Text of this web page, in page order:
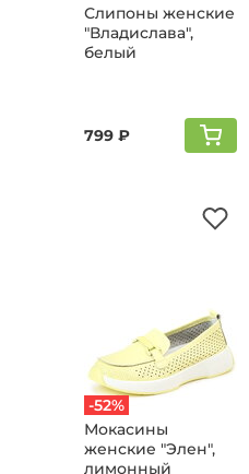
Слипоны женские
"Владислава",
белый
799 ₽
-52%
Мокасины
женские "Элен",
лимонный